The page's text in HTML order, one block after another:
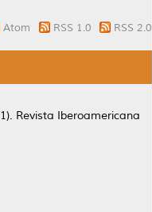
Atom RSS 1.0 RSS 2.0
Revista Iberoamericana